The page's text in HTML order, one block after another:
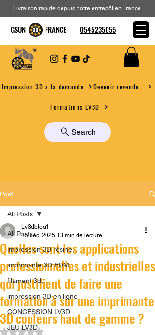
Impression 3D à la demande
Formations LV3D
Search
Livraison rapide depuis notre entrepôt en France.
GSUN FRANCE 0545235055
Post
All Posts
impression 3D résine.
imprimante 3D FDM
filament 3d,
impression 3D en ligne
CONCESSION LV3D
JEU LV3D
All Posts
Quelles sont les applications
professionnelles et industrielles
qui justifient de faire une
formation à sur une imprimante
3D couleurs haut de gamme ?
Lv3dblog1
15 déc. 2025 13 min de lecture
Noté NaN étoiles sur 5.